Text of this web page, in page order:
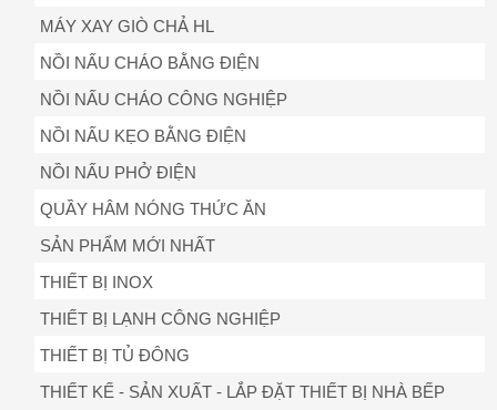
MÁY XAY GIÒ CHẢ HL
NỒI NẤU CHÁO BẰNG ĐIỆN
NỒI NẤU CHÁO CÔNG NGHIỆP
NỒI NẤU KẸO BẰNG ĐIỆN
NỒI NẤU PHỞ ĐIỆN
QUẦY HÂM NÓNG THỨC ĂN
SẢN PHẨM MỚI NHẤT
THIẾT BỊ INOX
THIẾT BỊ LẠNH CÔNG NGHIỆP
THIẾT BỊ TỦ ĐÔNG
THIẾT KẾ - SẢN XUẤT - LẮP ĐẶT THIẾT BỊ NHÀ BẾP